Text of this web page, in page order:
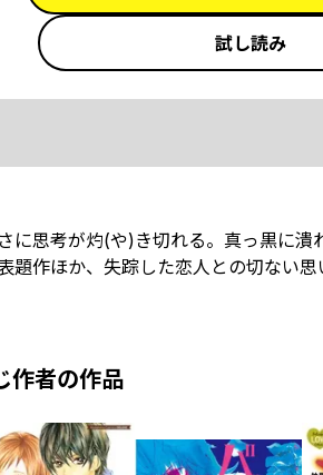
試し読み
に思考が灼(や)き切れる。真っ黒に潰
題作ほか、失踪した恋人との切ない
作者の作品